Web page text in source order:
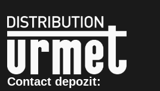
Contact depozit: